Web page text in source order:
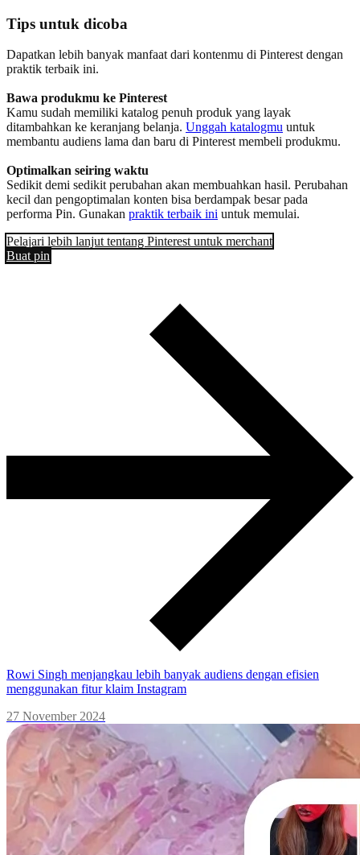
Tips untuk dicoba
Dapatkan lebih banyak manfaat dari kontenmu di Pinterest dengan
praktik terbaik ini.
Bawa produkmu ke Pinterest
Kamu sudah memiliki katalog penuh produk yang layak
ditambahkan ke keranjang belanja. Unggah katalogmu untuk
membantu audiens lama dan baru di Pinterest membeli produkmu.
Optimalkan seiring waktu
Sedikit demi sedikit perubahan akan membuahkan hasil. Perubahan
kecil dan pengoptimalan konten bisa berdampak besar pada
performa Pin. Gunakan praktik terbaik ini untuk memulai.
Pelajari lebih lanjut tentang Pinterest untuk merchant
Buat pin
Rowi Singh menjangkau lebih banyak audiens dengan efisien
menggunakan fitur klaim Instagram
27 November 2024